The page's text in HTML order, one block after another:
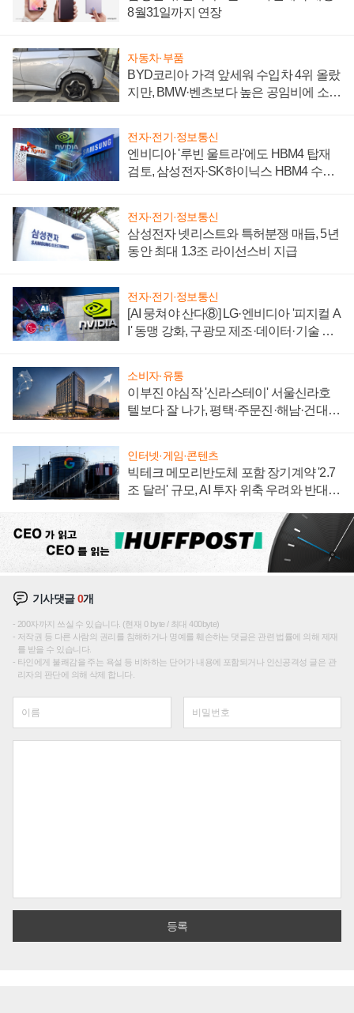
8월31일까지 연장
자동차·부품
BYD코리아 가격 앞세워 수입차 4위 올랐
지만, BMW·벤츠보다 높은 공임비에 소비
전자·전기·정보통신
엔비디아 '루빈 울트라'에도 HBM4 탑재
검토, 삼성전자·SK하이닉스 HBM4 수율
전자·전기·정보통신
삼성전자 넷리스트와 특허분쟁 매듭, 5년
동안 최대 1.3조 라이선스비 지급
전자·전기·정보통신
[AI 뭉쳐야 산다⑧] LG·엔비디아 '피지컬 A
I' 동맹 강화, 구광모 제조·데이터·기술 결
소비자·유통
이부진 야심작 '신라스테이' 서울신라호
텔보다 잘 나가, 평택·주문진·해남·건대로
인터넷·게임·콘텐츠
빅테크 메모리반도체 포함 장기계약 '2.7
조 달러' 규모, AI 투자 위축 우려와 반대
기사댓글0개
200자까지 쓰실 수 있습니다. (현재 0 byte / 최대 400byte)
저작권 등 다른 사람의 권리를 침해하거나 명예를 훼손하는 댓글은 관련 법률에 의해 제재
를 받을 수 있습니다.
타인에게 불쾌감을 주는 욕설 등 비하하는 단어가 내용에 포함되거나 인신공격성 글은 관
리자의 판단에 의해 삭제 합니다.